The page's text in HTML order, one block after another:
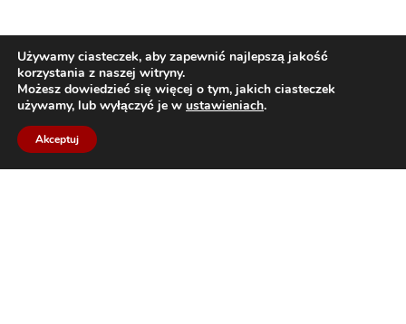
Używamy ciasteczek, aby zapewnić najlepszą jakość
korzystania z naszej witryny.
Możesz dowiedzieć się więcej o tym, jakich ciasteczek
używamy, lub wyłączyć je w ustawieniach.
Akceptuj